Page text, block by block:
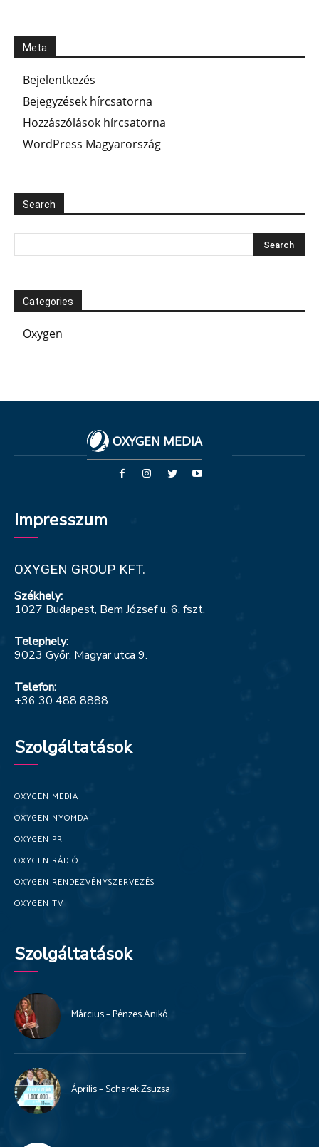
Meta
Bejelentkezés
Bejegyzések hírcsatorna
Hozzászólások hírcsatorna
WordPress Magyarország
Search
Categories
Oxygen
OXYGEN MEDIA
Impresszum
OXYGEN GROUP KFT.
Székhely:
1027 Budapest, Bem József u. 6. fszt.
Telephely:
9023 Győr, Magyar utca 9.
Telefon:
+36 30 488 8888
Szolgáltatások
OXYGEN MEDIA
OXYGEN NYOMDA
OXYGEN PR
OXYGEN RÁDIÓ
OXYGEN RENDEZVÉNYSZERVEZÉS
OXYGEN TV
Szolgáltatások
Március – Pénzes Anikó
Április – Scharek Zsuzsa